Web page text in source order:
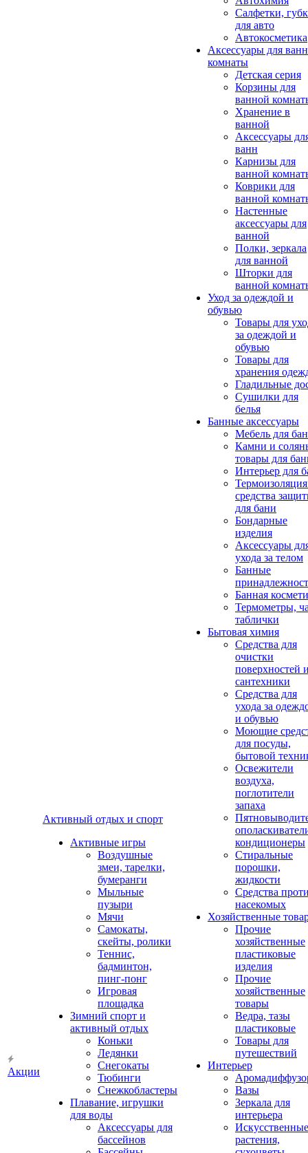
Акции
Активный отдых и спорт
Активные игры
Воздушные
змеи, тарелки,
бумеранги
Мыльные
пузыри
Мячи
Самокаты,
скейты, ролики
Теннис,
бадминтон,
пинг-понг
Игровая
площадка
Зимний спорт и
активный отдых
Коньки
Ледянки
Снегокаты
Тюбинги
Снежкобластеры
Плавание, игрушки
для воды
Аксессуары для
бассейнов
Салфетки,
для авто
Автокосметика
Аксессуары для
комнаты
Детская серия
Корзины для
ванной
Хранение в
ванной
Аксессуары
ванн
Карнизы для
ванной
Коврики для
ванной
Настенные
аксессуары для
ванной
Полки, зеркала
для ванной
Шторки для
ванной
Уход за одеждой и
обувью
Товары для
за одеждой и
обувью
Товары для
хранения
Гладильные
Сушилки для
белья
Банные аксессуары
Мебель для
Камни и
товары для
Интерьер для
средства
для бани
Бондарные
изделия
Аксеcсуары
ухода за телом
Банные
Банная
Термометры,
таблички
Бытовая химия
Средства для
очистки
поверхностей
сантехники
Средства для
ухода за
и обувью
Моющие
для посуды,
бытовой
Освежители
воздуха,
поглотители
запаха
кондиционеры
Стиральные
порошки,
жидкости
Средства
насекомых
Хозяйственные
Прочие
хозяйственные
пластиковые
изделия
Прочие
хозяйственные
товары
Ведра, тазы
пластиковые
Товары для
путешествий
Интерьер
Вазы
Зеркала для
интерьера
Искусственные
растения,